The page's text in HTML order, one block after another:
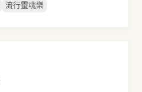
流行靈魂樂